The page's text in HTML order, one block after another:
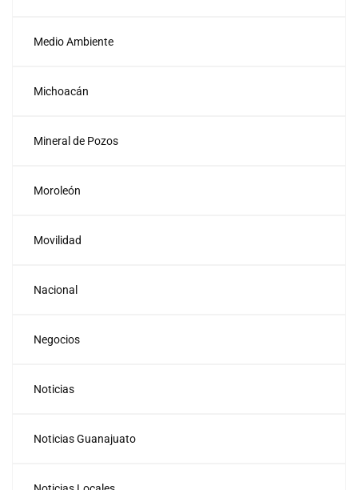
Medio Ambiente
Michoacán
Mineral de Pozos
Moroleón
Movilidad
Nacional
Negocios
Noticias
Noticias Guanajuato